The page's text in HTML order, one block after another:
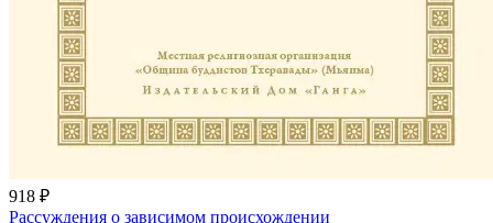
918 ₽
Рассуждения о зависимом происхождении